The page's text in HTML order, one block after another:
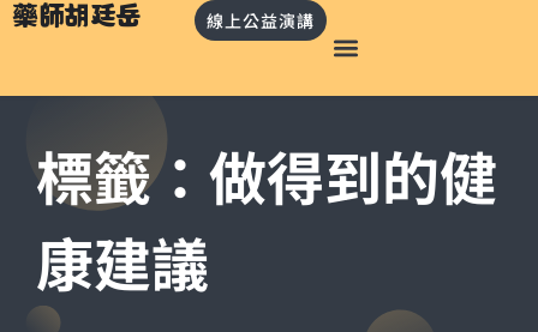
藥師胡廷岳 線上公益演講
標籤：做得到的健
康建議